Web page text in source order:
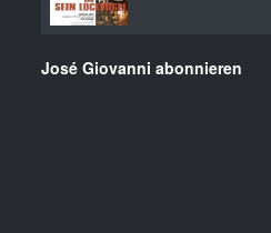
José Giovanni abonnieren